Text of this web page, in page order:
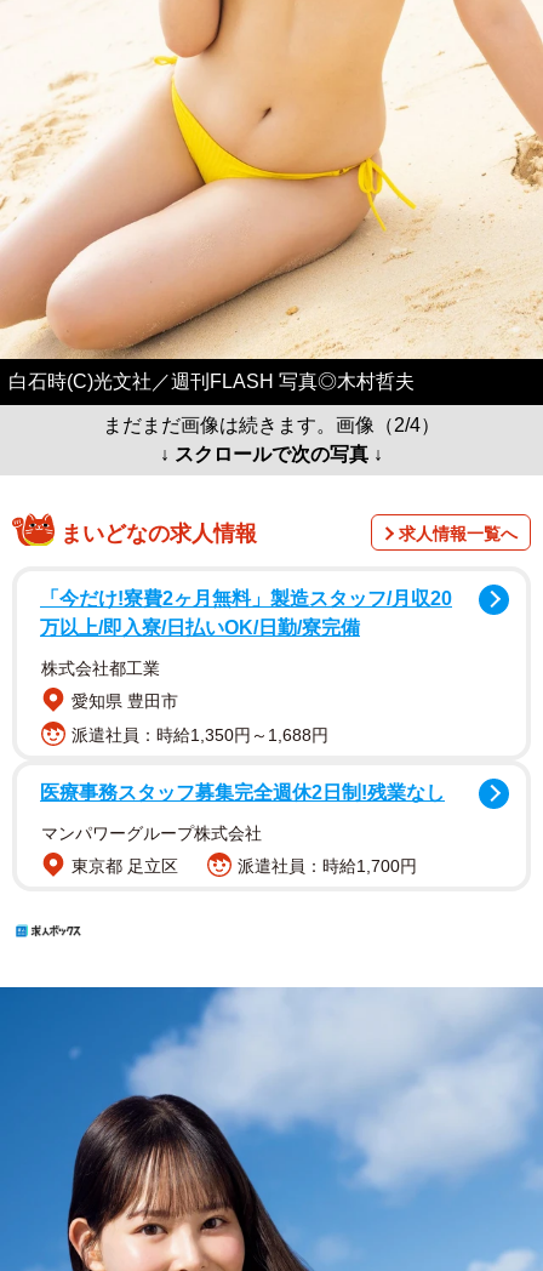
白石時(C)光文社／週刊FLASH 写真◎木村哲夫
まだまだ画像は続きます。画像（2/4）
↓ スクロールで次の写真 ↓
まいどなの求人情報 求人情報一覧へ
「今だけ!寮費2ヶ月無料」製造スタッフ/月収20
万以上/即入寮/日払いOK/日勤/寮完備
株式会社都工業
愛知県 豊田市
派遣社員：時給1,350円～1,688円
医療事務スタッフ募集完全週休2日制!残業なし
マンパワーグループ株式会社
東京都 足立区
派遣社員：時給1,700円